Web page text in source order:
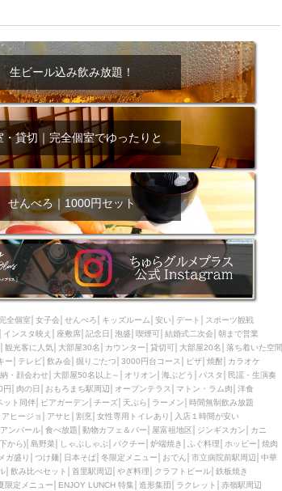
マス 和食
クーポン
スイーツ
結納・顔会わせ
一杯
店内全面禁煙
美栄橋駅周辺
マトン・ラム肉
洋食
夜12時以降入店可
サプライズ
天ぷら
時間無制飲み放題
5000円以上コース 地中海料理
鍋
トイレあり
入店１時間が安い
ィ（給料日）
野菜巻き串
ー 屋富祖地区
ジンギスカン
け簀 獺祭 イタリアン
古島駅周辺
パクチー 炉端焼き
ふぐ料理
SEA
バイキング（ビュッフェ）
日本そば 冬限定メニュー
おでん
アムフライデー
牛串焼き
セット 首里駅周辺
やぎ料理
奥武山公園駅周辺
小禄駅周辺
ー ENJOY LUNCH 特集
造形集団
生ビール込み飲み放題！
・貸切｜完全個室でゆったりと
せんべろ｜1000円セット
全個室 女子会 せんべろ キッズルーム 安い デート
スポーツ観戦
インスタ映え 座敷席 記念日 泡盛 喫煙可 結婚式二次会 朝まで営業
観光客に人気 大部屋30名 カウンター 貸切可 大部屋20名
落ち着いた空間
ー テレビ 飲み会 掘りごたつ 3000円台コース ピザ 焼酎
カラオケ
・顔会わせ 大部屋50名以上～ オリオン 海ぶどう パスタ
民謡・生演奏
円 肉の日 おもろまち駅周辺 オープンテラス マトン・ラム肉
洋食
ット同伴 ビアガーデン チーズ 天ぷら ラーメン
時間無制飲み放題
アヒージョ アサヒ 割烹 女性専用トイレあり
入店１時間が安い
ンバール 食べ放題 動物カフェ＆バー 屋富祖地区 ジンギスカン
カニ
から) 島野菜 しゃぶしゃぶ パクチー 炉端焼き ふぐ料理 ホッピー
焼肉
ガ盛り つけ麺 日本そば 冬限定メニュー おでん 市立病院前駅周辺
中華
飲み比べセット 首里駅周辺 やぎ料理 クラフトビール 鉄板焼き
限定メニュー ENJOY LUNCH 特集 造形集団 ラクレット 赤嶺駅周辺